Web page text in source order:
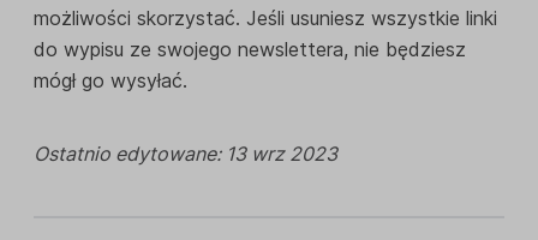
możliwości skorzystać. Jeśli usuniesz wszystkie linki
do wypisu ze swojego newslettera, nie będziesz
mógł go wysyłać.
Ostatnio edytowane: 13 wrz 2023